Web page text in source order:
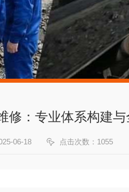
修：专业体系构建
06-18 点击次数：1055